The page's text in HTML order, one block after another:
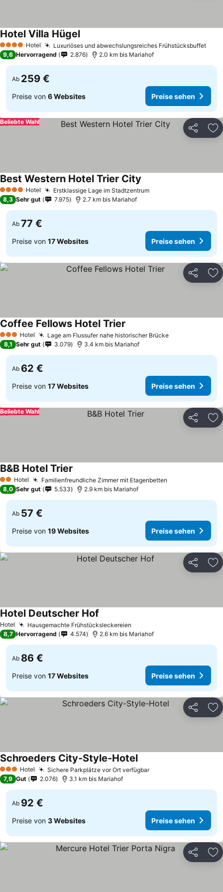
4 Sterne Hotel Luxuriöses und abwechslungsreiches Frühstücksbuffet
Hotel Villa Hügel
9,6 Hervorragend 2.876 2.0 km bis Mariahof
Ab 259 €
Preise von 6 Websites Preise sehen
Teilen
Beliebte Wahl
4 Sterne Hotel Erstklassige Lage im Stadtzentrum
Best Western Hotel Trier City
8,3 Sehr gut 7.975 2.7 km bis Mariahof
Ab 77 €
Preise von 17 Websites Preise sehen
Teilen
3 SterneHotel Lage am Flussufer nahe historischer Brücke
Coffee Fellows Hotel Trier
8,1 Sehr gut 3.079 3.4 km bis Mariahof
Ab 62 €
Preise von 17 Websites Preise sehen
Teilen
Beliebte Wahl
2 Sterne
Hotel Familienfreundliche Zimmer mit Etagenbetten
B&B Hotel Trier
8,0 Sehr gut 5.533 2.9 km bis Mariahof
Ab 57 €
Preise von 19 Websites Preise sehen
Teilen
Hotel Hausgemachte Frühstücksleckereien
Hotel Deutscher Hof
8,7 Hervorragend 4.574 2.6 km bis Mariahof
Ab 86 €
Preise von 17 Websites Preise sehen
Teilen
3 SterneHotel Sichere Parkplätze vor Ort verfügbar
Schroeders City-Style-Hotel
7,9 Gut 2.076 3.1 km bis Mariahof
Ab 92 €
Preise von 3 Websites Preise sehen
Teilen